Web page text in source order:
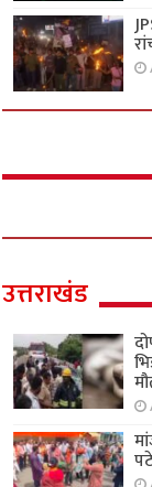
उत्तराखंड